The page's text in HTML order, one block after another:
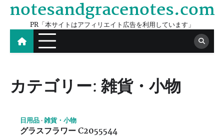
Skip
content
notesandgracenotes.com
PR「本サイトはアフィリエイト広告を利用しています」
カテゴリー:雑貨・小物
日用品 雑貨・小物
グラスフラワー C2055544